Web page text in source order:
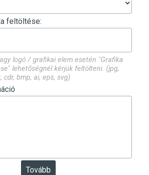
feltöltése:
logó / grafikai elem esetén "Grafika
lehetőségnél kérjük feltölteni. (jpg,
cdr, bmp, ai, eps, svg)